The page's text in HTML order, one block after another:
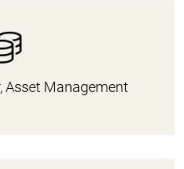
Asset Management